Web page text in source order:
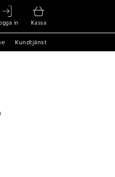
in Kassa
Kundtjänst